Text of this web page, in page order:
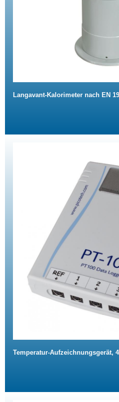
Langavant-Kalorimeter nach EN
Temperatur-Aufzeichnungsgerät,